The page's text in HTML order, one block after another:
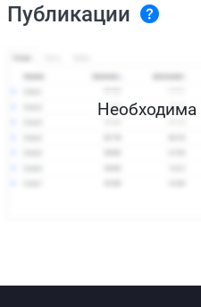
Публикации
Необходима